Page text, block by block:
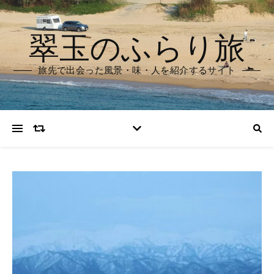
翠玉のふらり旅
旅先で出会った風景・味・人を紹介するサイト